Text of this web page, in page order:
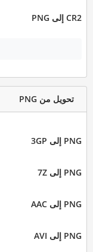
CR2 إلى PNG
تحويل من PNG
PNG إلى 3GP
PNG إلى 7Z
PNG إلى AAC
PNG إلى AVI